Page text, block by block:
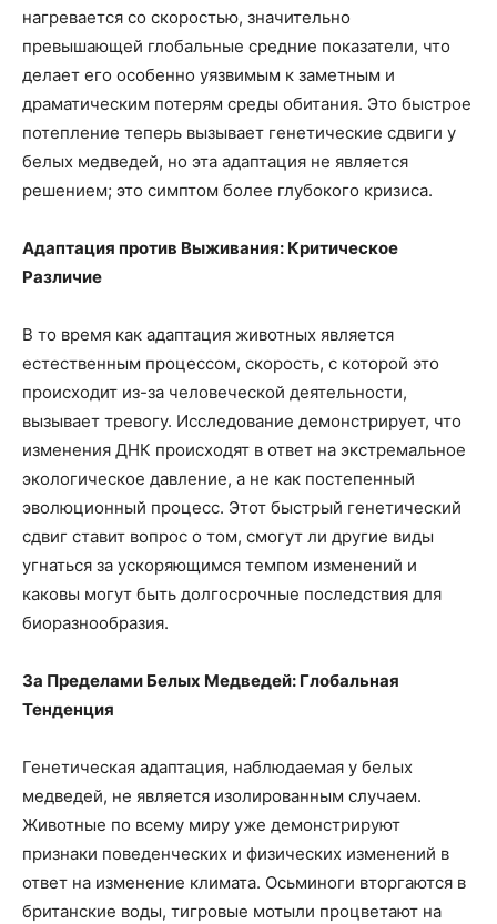
нагревается со скоростью, значительно
превышающей глобальные средние показатели, что
делает его особенно уязвимым к заметным и
драматическим потерям среды обитания. Это быстрое
потепление теперь вызывает генетические сдвиги у
белых медведей, но эта адаптация не является
решением; это симптом более глубокого кризиса.
Адаптация против Выживания: Критическое
Различие
В то время как адаптация животных является
естественным процессом, скорость, с которой это
происходит из-за человеческой деятельности,
вызывает тревогу. Исследование демонстрирует, что
изменения ДНК происходят в ответ на экстремальное
экологическое давление, а не как постепенный
эволюционный процесс. Этот быстрый генетический
сдвиг ставит вопрос о том, смогут ли другие виды
угнаться за ускоряющимся темпом изменений и
каковы могут быть долгосрочные последствия для
биоразнообразия.
За Пределами Белых Медведей: Глобальная
Тенденция
Генетическая адаптация, наблюдаемая у белых
медведей, не является изолированным случаем.
Животные по всему миру уже демонстрируют
признаки поведенческих и физических изменений в
ответ на изменение климата. Осьминоги вторгаются в
британские воды, тигровые мотыли процветают на